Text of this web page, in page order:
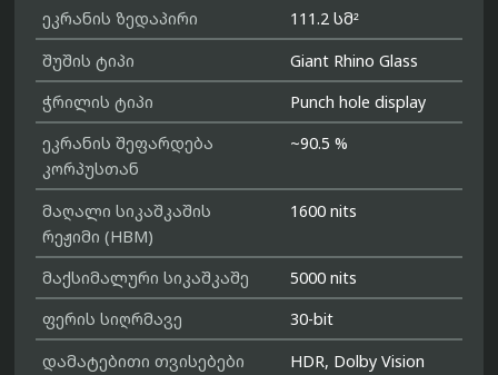
ეკრანის ზედაპირი
111.2 სმ²
შუშის ტიპი
Giant Rhino Glass
ჭრილის ტიპი
Punch hole display
ეკრანის შეფარდება
კორპუსთან
~90.5 %
მაღალი სიკაშკაშის
რეჟიმი (HBM)
1600 nits
მაქსიმალური სიკაშკაშე
5000 nits
ფერის სიღრმავე
30-bit
დამატებითი თვისებები
HDR, Dolby Vision